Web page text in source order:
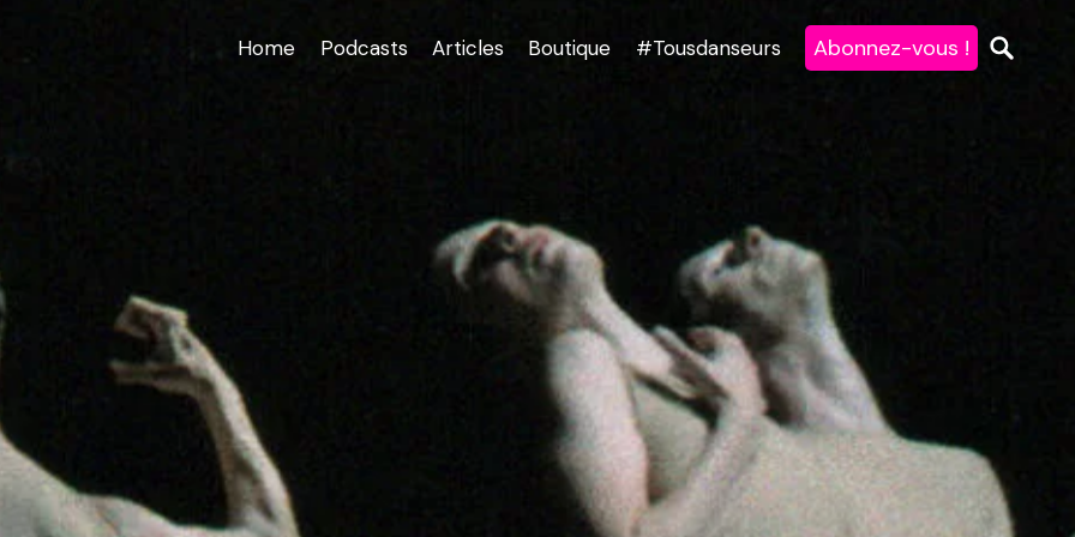
Home Podcasts Articles Boutique #Tousdanseurs Abonnez-vous !